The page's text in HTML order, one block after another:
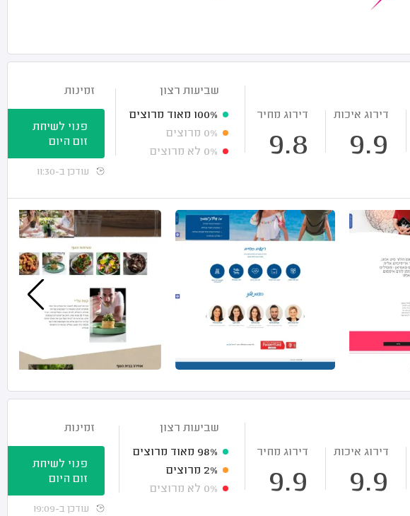
דירוג איכות
9.9
דירוג מחיר
9.8
שביעות רצון
100% מאוד מרוצים
0% מרוצים
0% לא מרוצים
זמינות
פנוי לשיחת
זום היום
עודכן ב-11:30
דירוג איכות
9.9
דירוג מחיר
9.9
שביעות רצון
98% מאוד מרוצים
2% מרוצים
0% לא מרוצים
זמינות
פנוי לשיחת
זום היום
עודכן ב-19:09